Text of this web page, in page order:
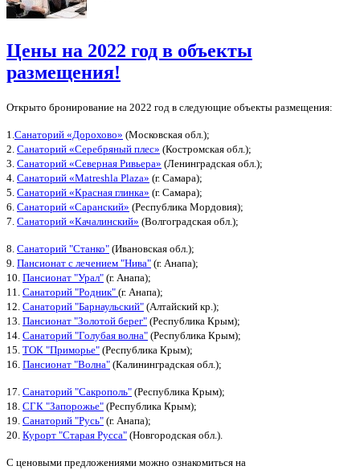
Цены на 2022 год в объекты
размещения!
Открыто бронирование на 2022 год в следующие объекты размещения:
1. Санаторий «Дорохово» (Московская обл.);
2. Санаторий «Серебряный плес» (Костромская обл.);
3. Санаторий «Северная Ривьера» (Ленинградская обл.);
4. Санаторий «Matreshla Plaza» (г. Самара);
5. Санаторий «Красная глинка» (г. Самара);
6. Санаторий «Саранский» (Республика Мордовия);
7. Санаторий «Качалинский» (Волгоградская обл.);
8. Санаторий "Станко" (Ивановская обл.);
9. Пансионат с лечением "Нива" (г. Анапа);
10. Пансионат "Урал" (г. Анапа);
11. Санаторий "Родник" (г. Анапа);
12. Санаторий "Барнаульский" (Алтайский кр.);
13. Пансионат "Золотой берег" (Республика Крым);
14. Санаторий "Голубая волна" (Республика Крым);
15. ТОК "Приморье" (Республика Крым);
16. Пансионат "Волна" (Калининградская обл.);
17. Санаторий "Сакрополь" (Республика Крым);
18. СГК "Запорожье" (Республика Крым);
19. Санаторий "Русь" (г. Анапа);
20. Курорт "Старая Русса" (Новгородская обл.).
С ценовыми предложениями можно ознакомиться на